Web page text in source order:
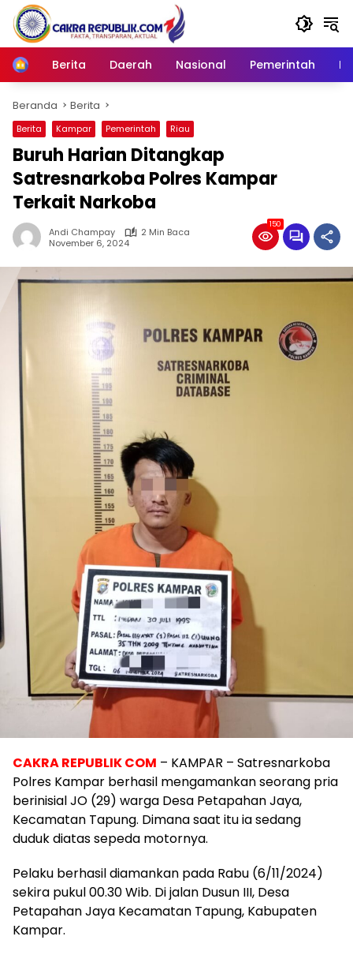
Langsung
konten
Home
Berita Daerah Nasional Pemerintah
Beranda Berita
Berita Kampar Pemerintah Riau
Buruh Harian Ditangkap
Satresnarkoba Polres Kampar
Terkait Narkoba
Andi Champay
2 Min Baca
November 6, 2024
150
CAKRA REPUBLIK COM – KAMPAR – Satresnarkoba
Polres Kampar berhasil mengamankan seorang pria
berinisial JO (29) warga Desa Petapahan Jaya,
Kecamatan Tapung. Dimana saat itu ia sedang
duduk diatas sepeda motornya.
Pelaku berhasil diamankan pada Rabu (6/11/2024)
sekira pukul 00.30 Wib. Di jalan Dusun III, Desa
Petapahan Jaya Kecamatan Tapung, Kabupaten
Kampar.